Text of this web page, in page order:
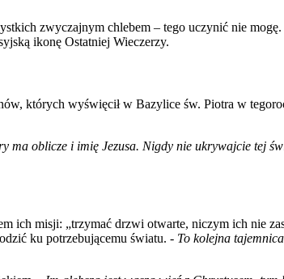
zwyczajnym chlebem – tego uczynić nie
ikonę Ostatniej Wieczerzy.
których wyświęcił w Bazylice św. Piotra w
oblicze i imię Jezusa. Nigdy nie ukrywajcie tej
ich misji: „trzymać drzwi otwarte, niczym ich nie
ku potrzebującemu światu. - To kolejna